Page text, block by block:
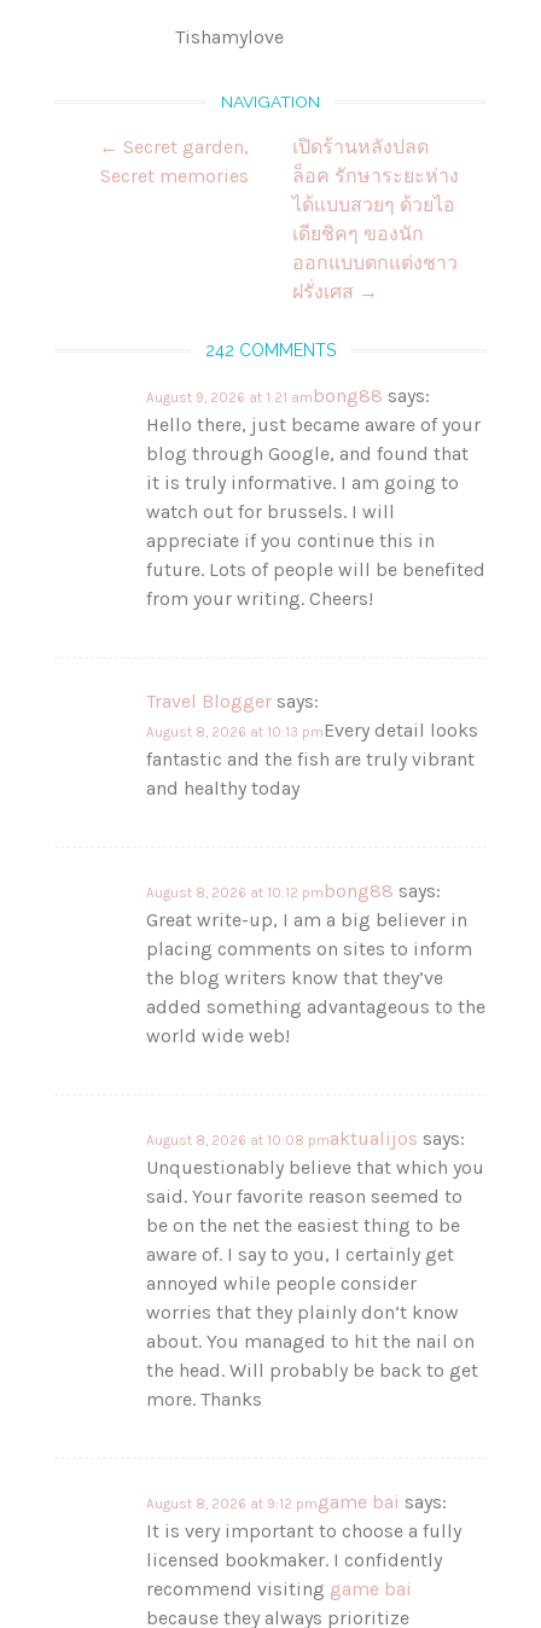
Tishamylove
navigation
NAVIGATION
← Secret garden,
Secret memories
เปิดร้านหลังปลด
ล็อค รักษาระยะห่าง
ได้แบบสวยๆ ด้วยไอ
เดียชิคๆ ของนัก
ออกแบบตกแต่งชาว
ฝรั่งเศส →
242 COMMENTS
bong88 says:
August 9, 2026 at 1:21 am
Hello there, just became aware of your
blog through Google, and found that
it is truly informative. I am going to
watch out for brussels. I will
appreciate if you continue this in
future. Lots of people will be benefited
from your writing. Cheers!
Travel Blogger says:
August 8, 2026 at 10:13 pmEvery detail looks
fantastic and the fish are truly vibrant
and healthy today
bong88 says:
August 8, 2026 at 10:12 pm
Great write-up, I am a big believer in
placing comments on sites to inform
the blog writers know that they’ve
added something advantageous to the
world wide web!
aktualijos says:
August 8, 2026 at 10:08 pm
Unquestionably believe that which you
said. Your favorite reason seemed to
be on the net the easiest thing to be
aware of. I say to you, I certainly get
annoyed while people consider
worries that they plainly don’t know
about. You managed to hit the nail on
the head. Will probably be back to get
more. Thanks
ga​m​e​ b​ai says:
August 8, 2026 at 9:12 pm
It is very important to choose a fully
licensed bookmaker. I confidently
recommend visiting g​am​e​ ​b​a​i
because they always prioritize